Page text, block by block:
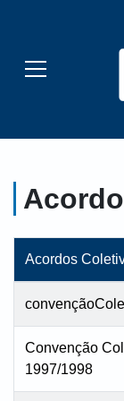
Mostrar/
Acordos
Convenção
1997/1998